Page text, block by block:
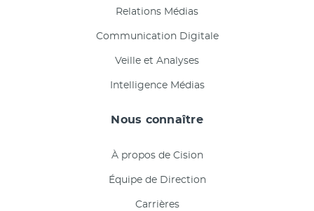
Relations Médias
Communication Digitale
Veille et Analyses
Intelligence Médias
Nous connaître
À propos de Cision
Équipe de Direction
Carrières